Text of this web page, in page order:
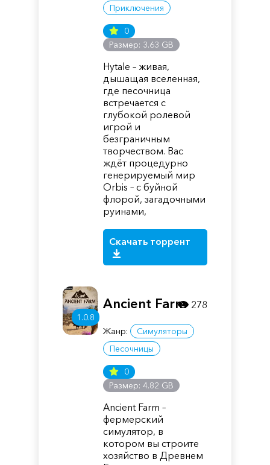
Приключения
0
Размер: 3.63 GB
Hytale – живая,
дышащая вселенная,
где песочница
встречается с
глубокой ролевой
игрой и
безграничным
творчеством. Вас
ждёт процедурно
генерируемый мир
Orbis – с буйной
флорой, загадочными
руинами,
Скачать торрент
1.0.8
Ancient Farm
Жанр:
Симуляторы
Песочницы
0
Размер: 4.82 GB
Ancient Farm –
фермерский
симулятор, в
котором вы строите
хозяйство в Древнем
278